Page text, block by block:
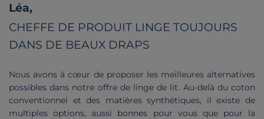
Citation de
Léa,
CHEFFE DE PRODUIT LINGE TOUJOURS
DANS DE BEAUX DRAPS
Nous avons à cœur de proposer les meilleures alternatives
possibles dans notre offre de linge de lit. Au-delà du coton
conventionnel et des matières synthétiques, il existe de
multiples options, aussi bonnes pour vous que pour la